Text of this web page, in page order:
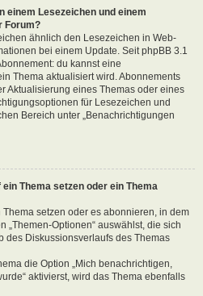
einem Lesezeichen und einem
Forum?
ähnlich den Lesezeichen in Web-
bei einem Update. Seit phpBB 3.1
du kannst eine
Thema aktualisiert wird. Abonnements
Aktualisierung eines Themas oder eines
für Lesezeichen und
Bereich unter „Benachrichtigungen
Thema setzen oder ein Thema
setzen oder es abonnieren, in dem
„Themen-Optionen“ auswählst, die sich
des Diskussionsverlaufs des Themas
die Option „Mich benachrichtigen,
aktivierst, wird das Thema ebenfalls